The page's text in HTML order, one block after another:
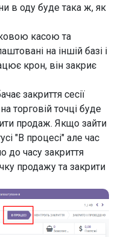
в оду буде така ж, як
касою та
на іншій базі і
крон, він закриє
закриття сесії
торговій точці буде
продаж. Якщо зайти
"В процесі" але час
до часу закриття
продажу та закрити